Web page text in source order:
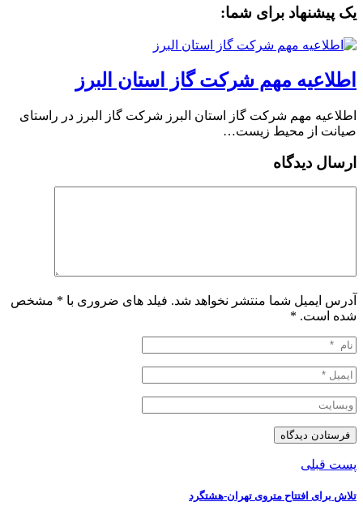
یک پیشنهاد برای شما:
️اطلاعیه مهم شرکت گاز استان البرز
️اطلاعیه مهم شرکت گاز استان البرز شرکت گاز البرز در راستای
صیانت از محیط زیست…
ارسال دیدگاه
آدرس ایمیل شما منتشر نخواهد شد. فیلد های ضروری با * مشخص
شده است. *
پست قبلی
تلاش برای افتتاح متروی تهران-هشتگرد